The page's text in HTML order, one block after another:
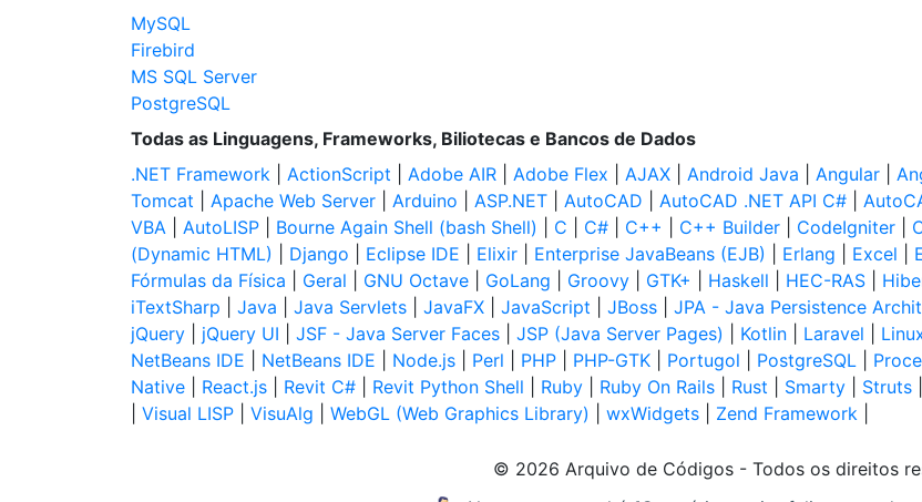
MySQL
Firebird
MS SQL Server
PostgreSQL
Todas as Linguagens, Frameworks, Biliotecas e Bancos de Dados
.NET Framework
ActionScript Adobe AIR Adobe Flex AJAX Android Java Angular
Tomcat
Apache Web Server Arduino ASP.NET AutoCAD AutoCAD .NET API C#
VBA
AutoLISP Bourne Again Shell (bash Shell) C C# C++ C++ Builder CodeIgniter
(Dynamic HTML)
Django Eclipse IDE Elixir Enterprise JavaBeans (EJB) Erlang Excel
Fórmulas da Física
Geral GNU Octave GoLang Groovy GTK+ Haskell HEC-RAS
iTextSharp
Java Java Servlets JavaFX JavaScript JBoss JPA - Java Persistence
jQuery
jQuery UI JSF - Java Server Faces JSP (Java Server Pages) Kotlin Laravel
NetBeans IDE
NetBeans IDE Node.js Perl PHP PHP-GTK Portugol PostgreSQL
Native
React.js Revit C# Revit Python Shell Ruby Ruby On Rails Rust Smarty Struts
Visual LISP VisuAlg WebGL (Web Graphics Library) wxWidgets Zend Framework
© 2026 Arquivo de Códigos - Todos os direitos